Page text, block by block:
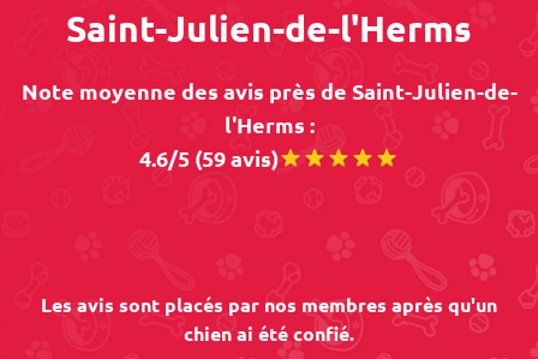
Saint-Julien-de-l'Herms
Note moyenne des avis près de Saint-Julien-de-
l'Herms :
4.6/5 (59 avis)
Les avis sont placés par nos membres après qu'un
chien ai été confié.